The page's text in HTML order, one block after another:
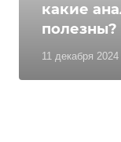
11 декабря 2024
какие
полезны?